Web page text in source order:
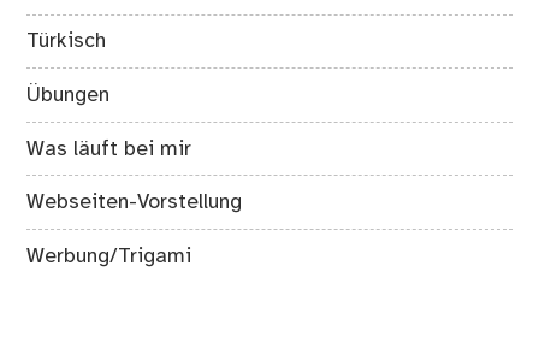
Türkisch
Übungen
Was läuft bei mir
Webseiten-Vorstellung
Werbung/Trigami